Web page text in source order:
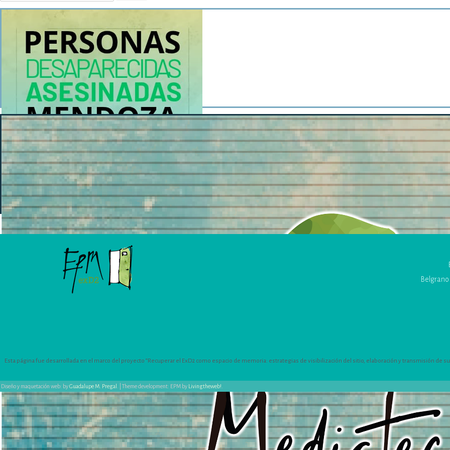
Esta página fue desarrollada en el marco del proyecto “Recuperar el ExD2 como espacio de memoria: estrategias de visibilización del sitio, elaboración y transmisión de
Diseño y maquetación web: byGuadalupe M. Pregal . Theme development: EPM by Livingtheweb!.